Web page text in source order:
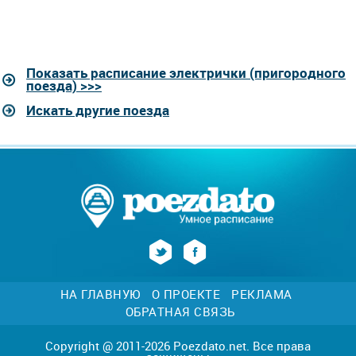
Показать расписание электрички (пригородного
поезда) >>>
Искать другие поезда
НА ГЛАВНУЮ О ПРОЕКТЕ
РЕКЛАМА
ОБРАТНАЯ СВЯЗЬ
Copyright @ 2011-2026 Poezdato.net. Все права